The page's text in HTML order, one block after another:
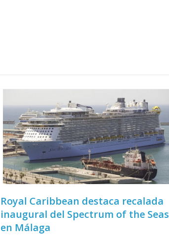
Royal Caribbean destaca recalada
inaugural del Spectrum of the Seas
en Málaga